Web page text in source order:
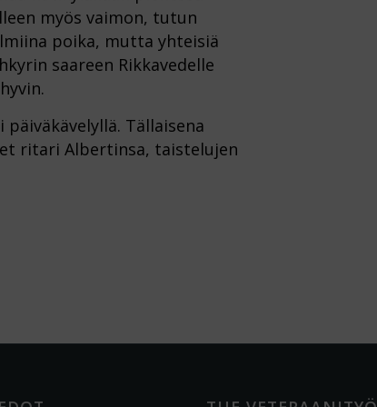
myös vaimon, tutun
poika, mutta yhteisiä
saareen Rikkavedelle
Tällaisena
ritari Albertinsa, taistelujen